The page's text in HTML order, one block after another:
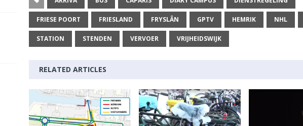
FRIESE POORT FRIESLAND FRYSLÂN GPTV HEMRIK NHL
STATION STENDEN VERVOER VRIJHEIDSWIJK
RELATED ARTICLES